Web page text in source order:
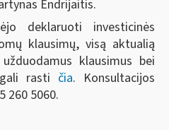
Endrijaitis.
deklaruoti investicinės
klausimų, visą aktualią
klausimus bei
rasti čia. Konsultacijos
260 5060.